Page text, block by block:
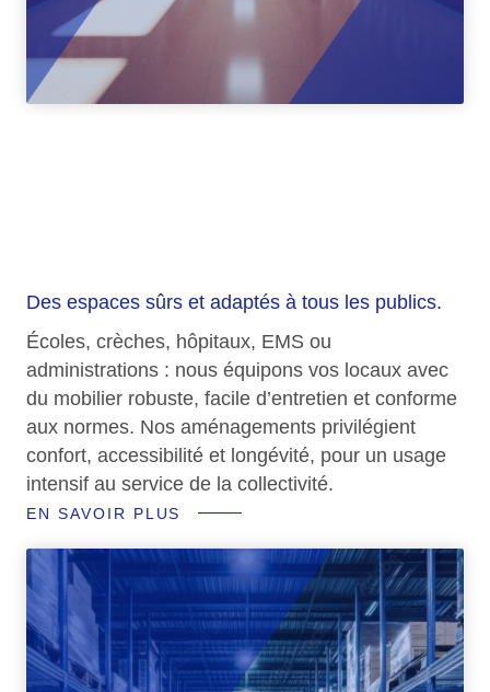
Des espaces sûrs et adaptés à tous les publics.
Écoles, crèches, hôpitaux, EMS ou
administrations : nous équipons vos locaux avec
du mobilier robuste, facile d’entretien et conforme
aux normes. Nos aménagements privilégient
confort, accessibilité et longévité, pour un usage
intensif au service de la collectivité.
EN SAVOIR PLUS